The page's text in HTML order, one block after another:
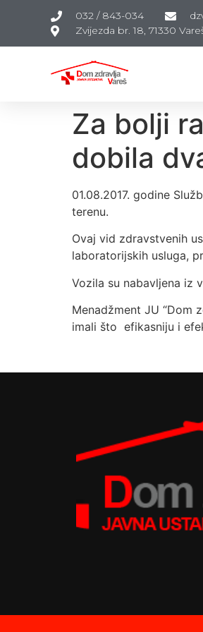
032 / 843-034
Zvijezda br. 18, 71330
Za bolji
dobila
01.08.2017. godine
terenu.
Ovaj vid zdravstvenih
laboratorijskih usluga,
Vozila su nabavljena iz
Menadžment JU “Dom
imali što efikasniju i